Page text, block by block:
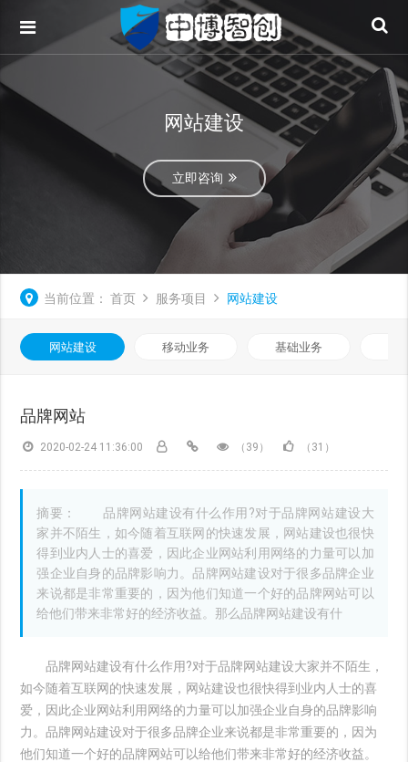
网站建设
立即咨询
当前位置： 首页 服务项目 网站建设
网站建设 移动业务 基础业务
品牌网站
2020-02-24 11:36:00 （39） （31）
摘要： 品牌网站建设有什么作用?对于品牌网站建设大
家并不陌生，如今随着互联网的快速发展，网站建设也很快
得到业内人士的喜爱，因此企业网站利用网络的力量可以加
强企业自身的品牌影响力。品牌网站建设对于很多品牌企业
来说都是非常重要的，因为他们知道一个好的品牌网站可以
给他们带来非常好的经济收益。那么品牌网站建设有什
品牌网站建设有什么作用?对于品牌网站建设大家并不陌生，
如今随着互联网的快速发展，网站建设也很快得到业内人士的喜
爱，因此企业网站利用网络的力量可以加强企业自身的品牌影响
力。品牌网站建设对于很多品牌企业来说都是非常重要的，因为
他们知道一个好的品牌网站可以给他们带来非常好的经济收益。